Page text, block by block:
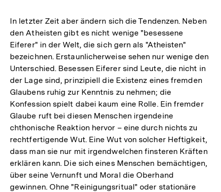
In letzter Zeit aber ändern sich die Tendenzen. Neben
den Atheisten gibt es nicht wenige "besessene
Eiferer" in der Welt, die sich gern als "Atheisten"
bezeichnen. Erstaunlicherweise sehen nur wenige den
Unterschied. Besessen Eiferer sind Leute, die nicht in
der Lage sind, prinzipiell die Existenz eines fremden
Glaubens ruhig zur Kenntnis zu nehmen; die
Konfession spielt dabei kaum eine Rolle. Ein fremder
Glaube ruft bei diesen Menschen irgendeine
chthonische Reaktion hervor – eine durch nichts zu
rechtfertigende Wut. Eine Wut von solcher Heftigkeit,
dass man sie nur mit irgendwelchen finsteren Kräften
erklären kann. Die sich eines Menschen bemächtigen,
über seine Vernunft und Moral die Oberhand
gewinnen. Ohne "Reinigungsritual" oder stationäre